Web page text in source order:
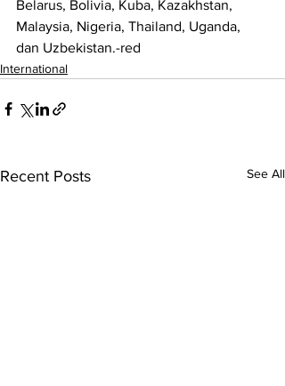
Belarus, Bolivia, Kuba, Kazakhstan,
Malaysia, Nigeria, Thailand, Uganda,
dan Uzbekistan.-red
International
Recent Posts See All